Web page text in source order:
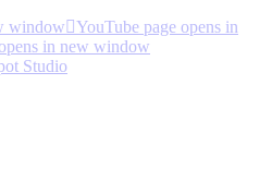
window
YouTube page opens in
in new window